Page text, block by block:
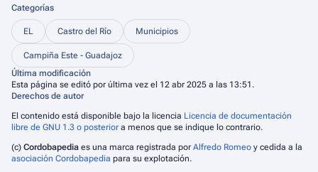
Categorías
EL Castro del Río Municipios
Campiña Este - Guadajoz
Última modificación
Esta página se editó por última vez el 12 abr 2025 a las 13:51.
Derechos de autor
El contenido está disponible bajo la licencia Licencia de documentación
libre de GNU 1.3 o posterior a menos que se indique lo contrario.
(c) Cordobapedia es una marca registrada por Alfredo Romeo y cedida a la
asociación Cordobapedia para su explotación.